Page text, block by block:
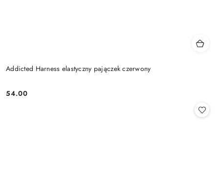
Addicted Harness elastyczny pajączek czerwony
Cena:
54.00